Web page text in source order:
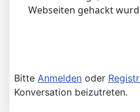
Webseiten gehackt
Bitte Anmelden oder
Konversation beizutreten.